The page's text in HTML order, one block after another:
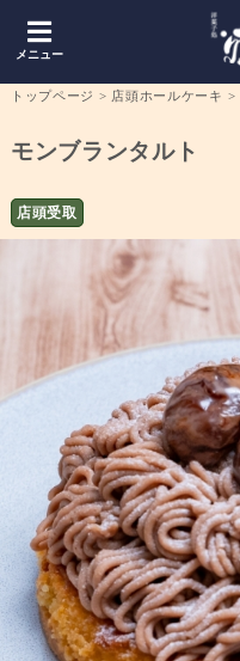
メニュー
トップページ > 店頭ホールケーキ >
モンブランタルト
店頭受取